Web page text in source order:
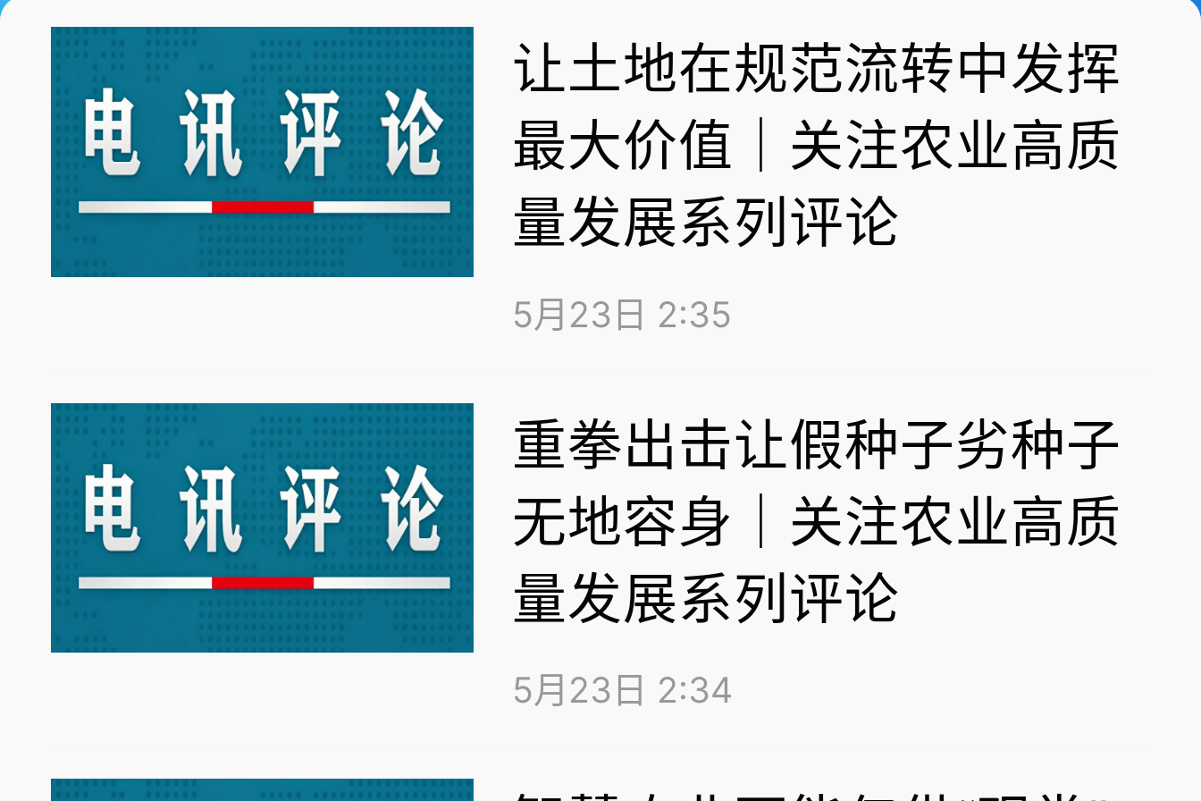
让土地在规范流转中发挥
最大价值｜关注农业高质
量发展系列评论
5月23日 2:35
重拳出击让假种子劣种子
无地容身｜关注农业高质
量发展系列评论
5月23日 2:34